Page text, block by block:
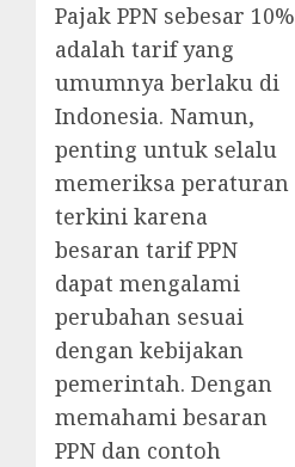
Pajak PPN sebesar 10%
adalah tarif yang
umumnya berlaku di
Indonesia. Namun,
penting untuk selalu
memeriksa peraturan
terkini karena
besaran tarif PPN
dapat mengalami
perubahan sesuai
dengan kebijakan
pemerintah. Dengan
memahami besaran
PPN dan contoh